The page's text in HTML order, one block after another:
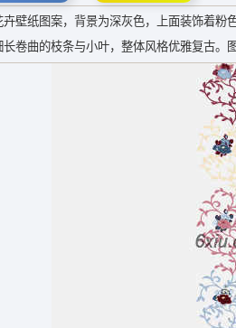
壁纸图案，背景为深灰色，上面装饰着
卷曲的枝条与小叶，整体风格优雅复古。